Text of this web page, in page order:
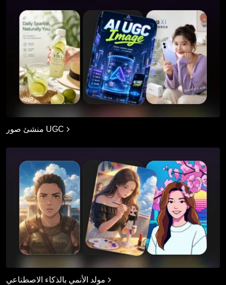
منشئ صور UGC
مولد الأنمي بالذكاء الاصطناعي